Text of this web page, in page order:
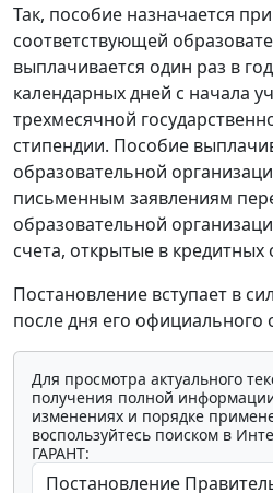
Так, пособие назначается
соответствующей
выплачивается один раз в
календарных дней с начала
трехмесячной
стипендии. Пособие
образовательной
письменным заявлениям
образовательной
счета, открытые в кредитных
Постановление вступает в
после дня его официального
Для просмотра актуального
получения полной
изменениях и порядке
воспользуйтесь поиском в
ГАРАНТ: